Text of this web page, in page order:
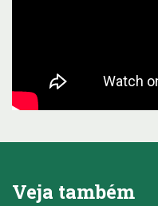
Veja também